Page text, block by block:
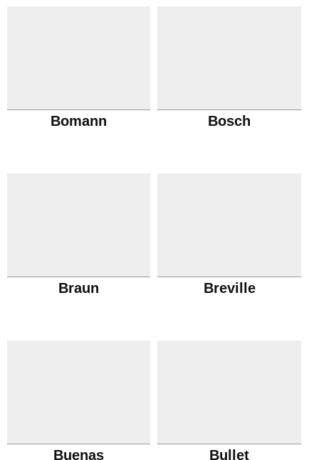
Bomann Bosch
Braun Breville
Buenas Bullet